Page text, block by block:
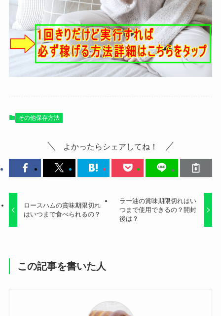
その他保存方法
よかったらシェアしてね！
ロースハムの賞味期限切れ
はいつまで食べられるの？
ラー油の賞味期限切れはい
つまで使用できるの？開封
後は？
この記事を書いた人